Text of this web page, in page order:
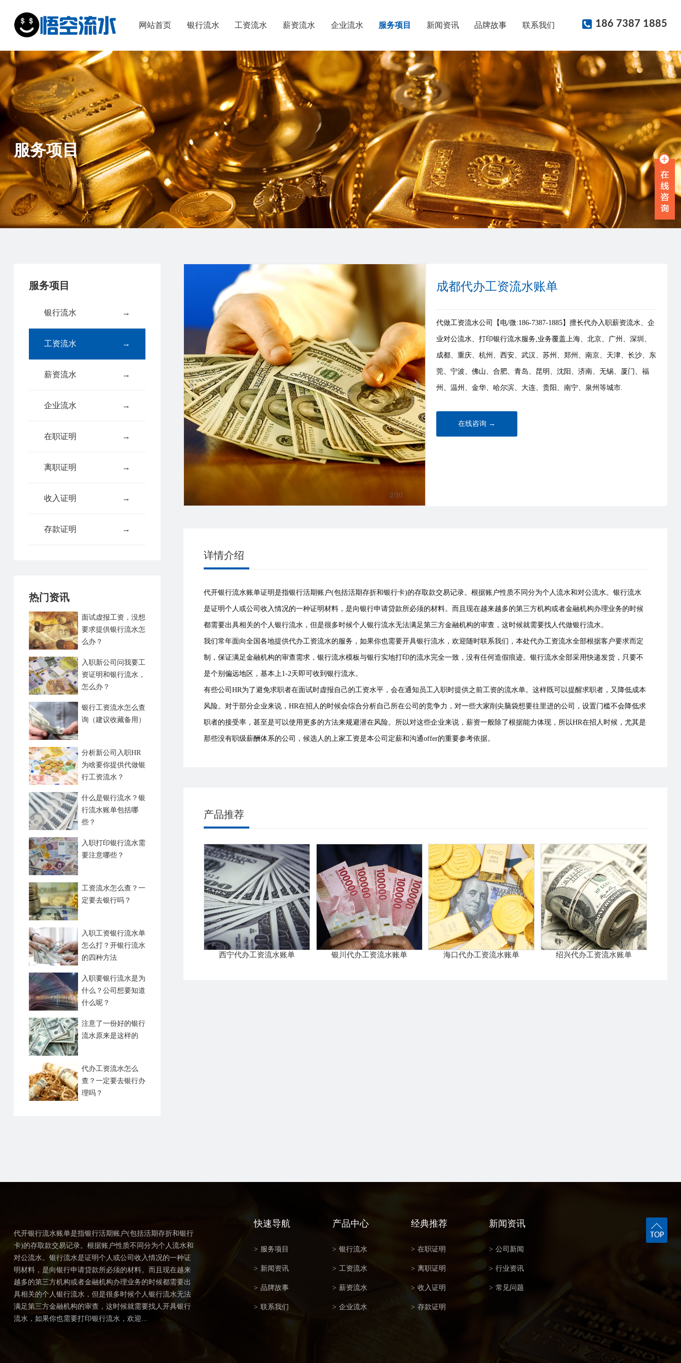
186 7387 1885
网站首页 银行流水 工资流水 薪资流水 企业流水 服务项目 新闻资讯 品牌故事 联系我们
服务项目
服务项目
银行流水 →
工资流水 →
薪资流水 →
企业流水 →
在职证明 →
离职证明 →
收入证明 →
存款证明 →
热门资讯
面试虚报工资，没想
要求提供银行流水怎
么办？
入职新公司问我要工
资证明和银行流水，
怎么办？
银行工资流水怎么查
询（建议收藏备用）
分析新公司入职HR
为啥要你提供代做银
行工资流水？
什么是银行流水？银
行流水账单包括哪
些？
入职打印银行流水需
要注意哪些？
工资流水怎么查？一
定要去银行吗？
入职工资银行流水单
怎么打？开银行流水
的四种方法
入职要银行流水是为
什么？公司想要知道
什么呢？
注意了一份好的银行
流水原来是这样的
代办工资流水怎么
查？一定要去银行办
理吗？
3/10
成都代办工资流水账单
代做工资流水公司【电/微:186-7387-1885】擅长代办入职薪资流水、企
业对公流水、打印银行流水服务,业务覆盖上海、北京、广州、深圳、
成都、重庆、杭州、西安、武汉、苏州、郑州、南京、天津、长沙、东
莞、宁波、佛山、合肥、青岛、昆明、沈阳、济南、无锡、厦门、福
州、温州、金华、哈尔滨、大连、贵阳、南宁、泉州等城市.
在线咨询 →
详情介绍
代开银行流水账单证明是指银行活期账户(包括活期存折和银行卡)的存取款交易记录。根据账户性质不同分为个人流水和对公流水。银行流水
是证明个人或公司收入情况的一种证明材料，是向银行申请贷款所必须的材料。而且现在越来越多的第三方机构或者金融机构办理业务的时候
都需要出具相关的个人银行流水，但是很多时候个人银行流水无法满足第三方金融机构的审查，这时候就需要找人代做银行流水。
我们常年面向全国各地提供代办工资流水的服务，如果你也需要开具银行流水，欢迎随时联系我们，本处代办工资流水全部根据客户要求而定
制，保证满足金融机构的审查需求，银行流水模板与银行实地打印的流水完全一致，没有任何造假痕迹。银行流水全部采用快递发货，只要不
是个别偏远地区，基本上1-2天即可收到银行流水。
有些公司HR为了避免求职者在面试时虚报自己的工资水平，会在通知员工入职时提供之前工资的流水单。这样既可以提醒求职者，又降低成本
风险。对于部分企业来说，HR在招人的时候会综合分析自己所在公司的竞争力，对一些大家削尖脑袋想要往里进的公司，设置门槛不会降低求
职者的接受率，甚至是可以使用更多的方法来规避潜在风险。所以对这些企业来说，薪资一般除了根据能力体现，所以HR在招人时候，尤其是
那些没有职级薪酬体系的公司，候选人的上家工资是本公司定薪和沟通offer的重要参考依据。
产品推荐
西宁代办工资流水账单 银川代办工资流水账单 海口代办工资流水账单 绍兴代办工资流水账单
代开银行流水账单是指银行活期账户(包括活期存折和银行
卡)的存取款交易记录。根据账户性质不同分为个人流水和
对公流水。银行流水是证明个人或公司收入情况的一种证
明材料，是向银行申请贷款所必须的材料。而且现在越来
越多的第三方机构或者金融机构办理业务的时候都需要出
具相关的个人银行流水，但是很多时候个人银行流水无法
满足第三方金融机构的审查，这时候就需要找人开具银行
流水，如果你也需要打印银行流水，欢迎...
快速导航
> 服务项目
> 新闻资讯
> 品牌故事
> 联系我们
产品中心
> 银行流水
> 工资流水
> 薪资流水
> 企业流水
经典推荐
> 在职证明
> 离职证明
> 收入证明
> 存款证明
新闻资讯
> 公司新闻
> 行业资讯
> 常见问题